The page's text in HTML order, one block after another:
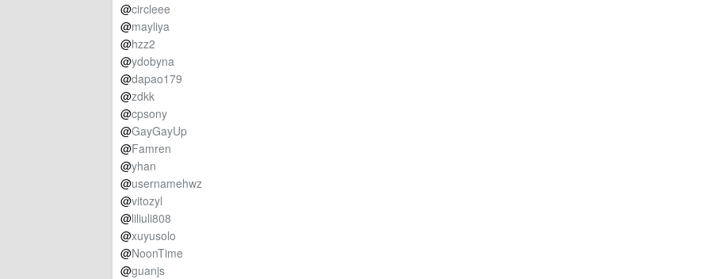
@circleee
@mayliya
@hzz2
@ydobyna
@dapao179
@zdkk
@cpsony
@GayGayUp
@Famren
@yhan
@usernamehwz
@vitozyl
@liliuli808
@xuyusolo
@NoonTime
@guanjs